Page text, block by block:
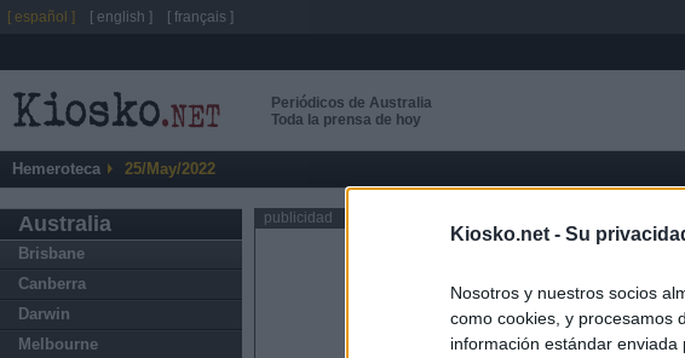
Kiosko.net - Su
Nosotros y nuestros socios
como cookies, y procesamos
información estándar enviada
Periódicos de Australia
Toda la prensa de hoy
Hemeroteca 25/May/2022
Australia
Brisbane
Canberra
Darwin
Melbourne
publicidad
[ español ] [ english ] [ français ]